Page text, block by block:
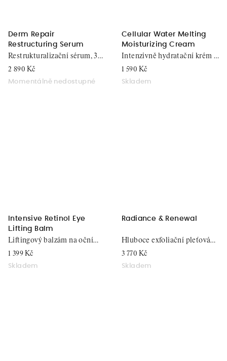
Derm Repair
Restructuring Serum
2 890 Kč
Momentálně nedostupné
Restrukturalizační sérum, 30
ml
Cellular Water Melting
Moisturizing Cream
1 590 Kč
Skladem
Intenzivně hydratační krém s
buněčnou vodou, 50 ml
Intensive Retinol Eye
Lifting Balm
1 399 Kč
Skladem
Liftingový balzám na oční
okolí, 15 ml
Radiance & Renewal
3 770 Kč
Skladem
Hluboce exfoliační pleťová
maska, 20 ml